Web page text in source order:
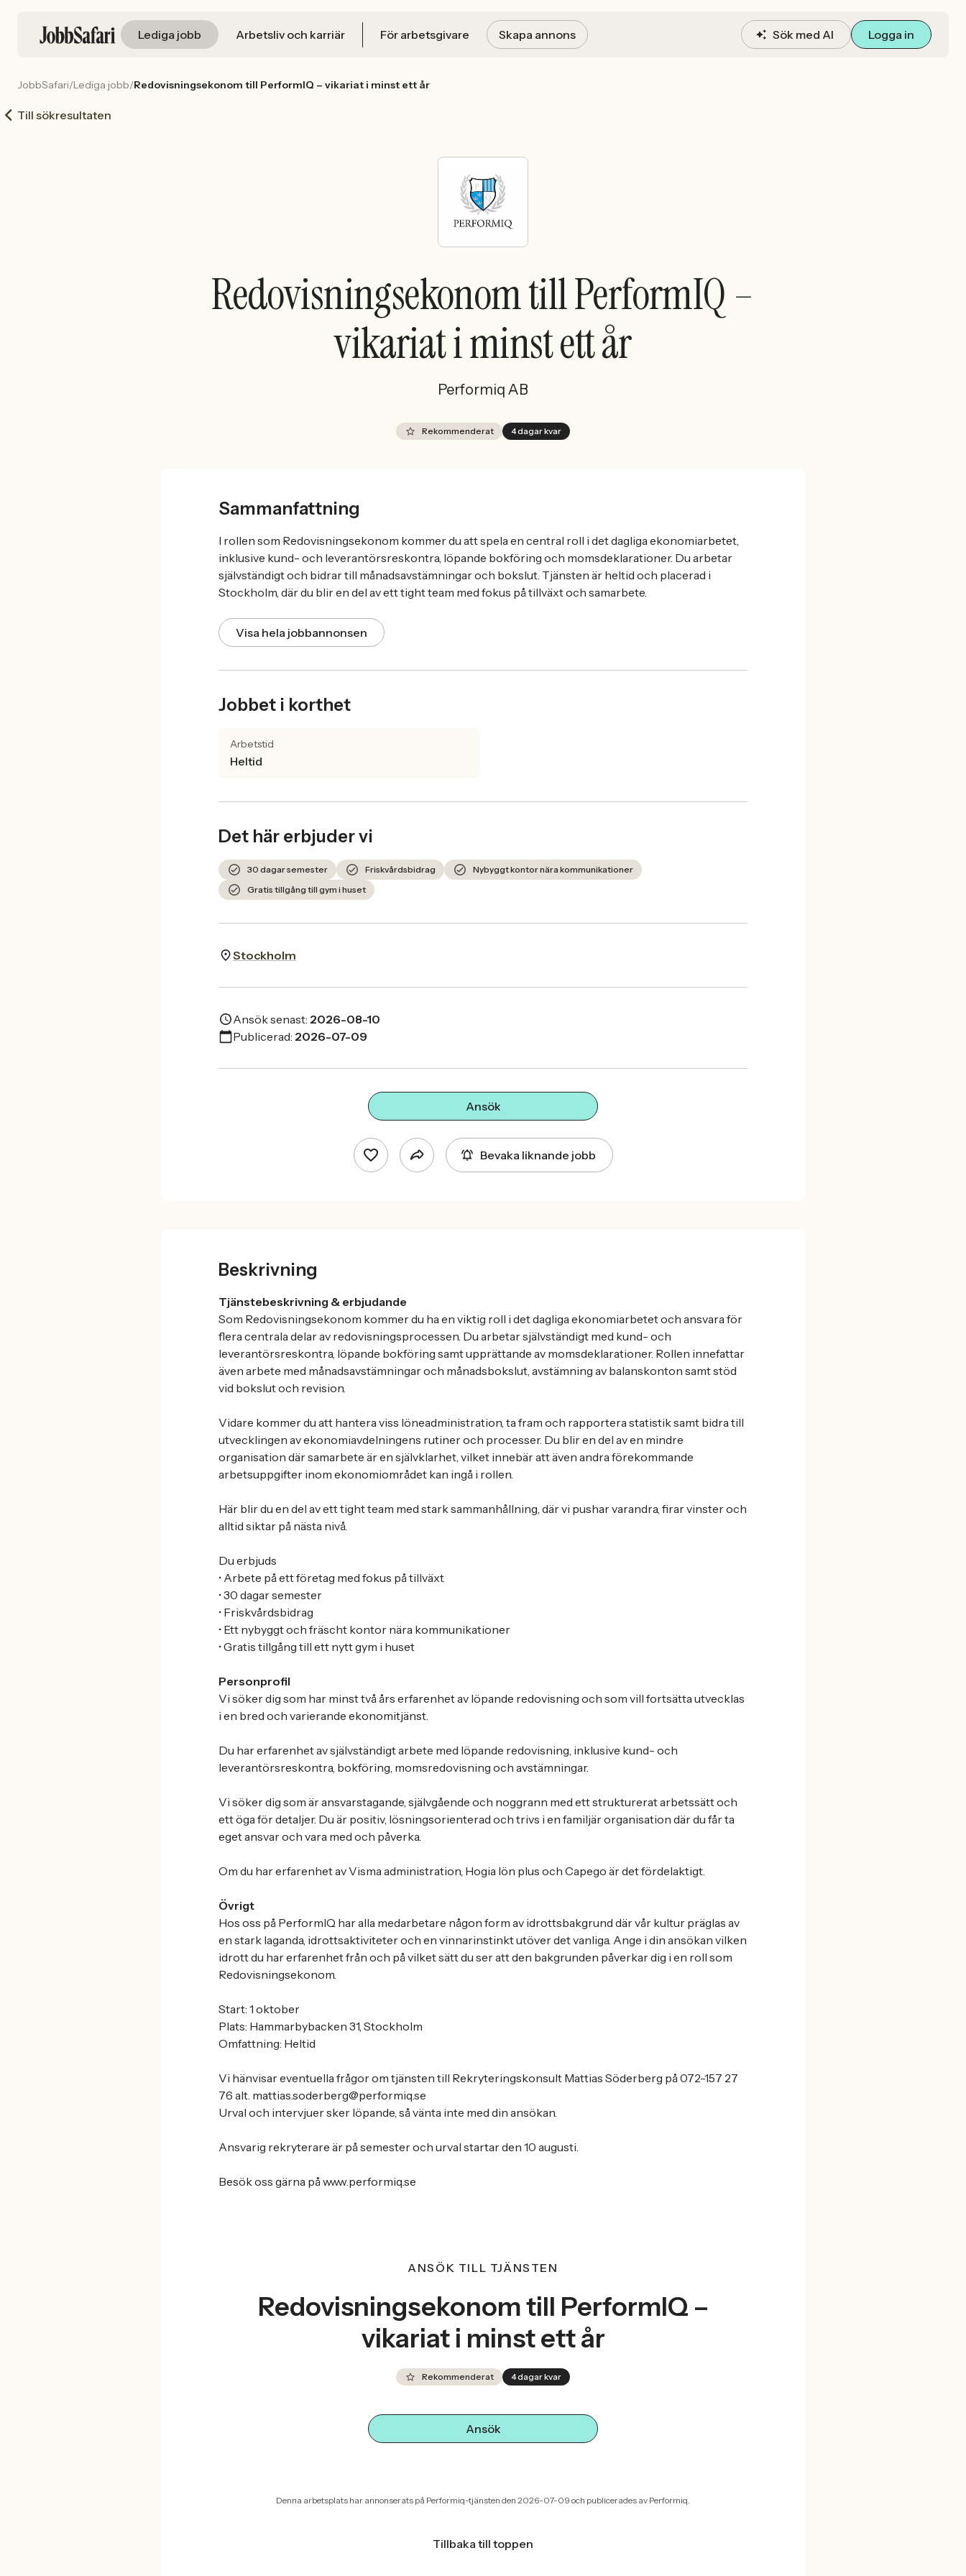
Lediga jobb Arbetsliv och karriär För arbetsgivare Skapa annons Sök med AI Logga in
JobbSafari/Lediga jobb/Redovisningsekonom till PerformIQ – vikariat i minst ett år
Till sökresultaten
Redovisningsekonom till PerformIQ –
vikariat i minst ett år
Performiq AB
Rekommenderat 4 dagar kvar
Sammanfattning
I rollen som Redovisningsekonom kommer du att spela en central roll i det dagliga ekonomiarbetet,
inklusive kund- och leverantörsreskontra, löpande bokföring och momsdeklarationer. Du arbetar
självständigt och bidrar till månadsavstämningar och bokslut. Tjänsten är heltid och placerad i
Stockholm, där du blir en del av ett tight team med fokus på tillväxt och samarbete.
Visa hela jobbannonsen
Jobbet i korthet
Arbetstid
Heltid
Det här erbjuder vi
30 dagar semester Friskvårdsbidrag
Nybyggt kontor nära kommunikationer
Gratis tillgång till gym i huset
Stockholm
Ansök senast: 2026-08-10
Publicerad: 2026-07-09
Ansök
Bevaka liknande jobb
Beskrivning
Tjänstebeskrivning & erbjudande
Som Redovisningsekonom kommer du ha en viktig roll i det dagliga ekonomiarbetet och ansvara för
flera centrala delar av redovisningsprocessen. Du arbetar självständigt med kund- och
leverantörsreskontra, löpande bokföring samt upprättande av momsdeklarationer. Rollen innefattar
även arbete med månadsavstämningar och månadsbokslut, avstämning av balanskonton samt stöd
vid bokslut och revision.
Vidare kommer du att hantera viss löneadministration, ta fram och rapportera statistik samt bidra till
utvecklingen av ekonomiavdelningens rutiner och processer. Du blir en del av en mindre
organisation där samarbete är en självklarhet, vilket innebär att även andra förekommande
arbetsuppgifter inom ekonomiområdet kan ingå i rollen.
Här blir du en del av ett tight team med stark sammanhållning, där vi pushar varandra, firar vinster och
alltid siktar på nästa nivå.
Du erbjuds
• Arbete på ett företag med fokus på tillväxt
• 30 dagar semester
• Friskvårdsbidrag
• Ett nybyggt och fräscht kontor nära kommunikationer
• Gratis tillgång till ett nytt gym i huset
Personprofil
Vi söker dig som har minst två års erfarenhet av löpande redovisning och som vill fortsätta utvecklas
i en bred och varierande ekonomitjänst.
Du har erfarenhet av självständigt arbete med löpande redovisning, inklusive kund- och
leverantörsreskontra, bokföring, momsredovisning och avstämningar.
Vi söker dig som är ansvarstagande, självgående och noggrann med ett strukturerat arbetssätt och
ett öga för detaljer. Du är positiv, lösningsorienterad och trivs i en familjär organisation där du får ta
eget ansvar och vara med och påverka.
Om du har erfarenhet av Visma administration, Hogia lön plus och Capego är det fördelaktigt.
Övrigt
Hos oss på PerformIQ har alla medarbetare någon form av idrottsbakgrund där vår kultur präglas av
en stark laganda, idrottsaktiviteter och en vinnarinstinkt utöver det vanliga. Ange i din ansökan vilken
idrott du har erfarenhet från och på vilket sätt du ser att den bakgrunden påverkar dig i en roll som
Redovisningsekonom.
Start: 1 oktober
Plats: Hammarbybacken 31, Stockholm
Omfattning: Heltid
Vi hänvisar eventuella frågor om tjänsten till Rekryteringskonsult Mattias Söderberg på 072-157 27
76 alt. mattias.soderberg@performiq.se
Urval och intervjuer sker löpande, så vänta inte med din ansökan.
Ansvarig rekryterare är på semester och urval startar den 10 augusti.
Besök oss gärna på www.performiq.se
ANSÖK TILL TJÄNSTEN
Redovisningsekonom till PerformIQ –
vikariat i minst ett år
Rekommenderat 4 dagar kvar
Ansök
Denna arbetsplats har annonserats på Performiq-tjänsten den 2026-07-09 och publicerades av Performiq.
Tillbaka till toppen